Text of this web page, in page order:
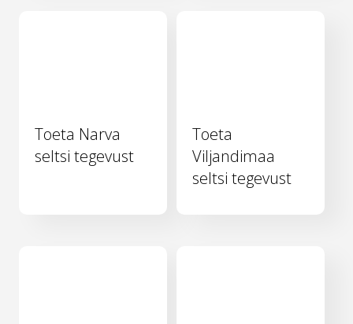
Toeta Narva
seltsi tegevust
Toeta
Viljandimaa
seltsi tegevust